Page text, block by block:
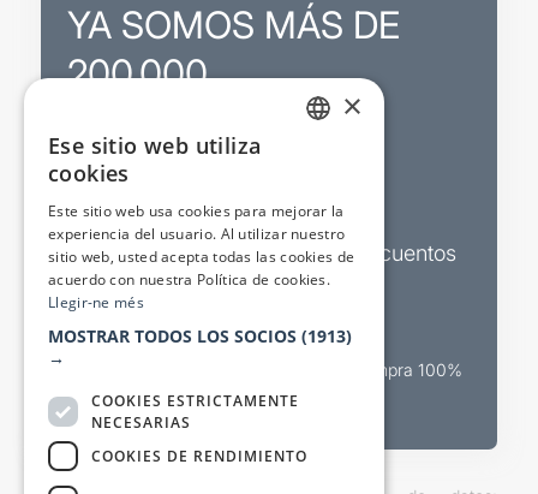
YA SOMOS MÁS DE
200.000
Promociones
Sorteos exclusivos
Boletines de actualidad y descuentos
Valora espectáculos
Canal oficial de venta teatral Compra 100%
segura
×
Ese sitio web utiliza
cookies
Este sitio web usa cookies para mejorar la
experiencia del usuario. Al utilizar nuestro
sitio web, usted acepta todas las cookies de
acuerdo con nuestra Política de cookies.
Llegir-ne més
MOSTRAR TODOS LOS SOCIOS (1913)
→
COOKIES ESTRICTAMENTE
NECESARIAS
COOKIES DE RENDIMIENTO